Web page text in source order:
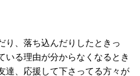
り、落ち込んだりしたときっ
いる理由が分からなくなるとき
達、応援して下さってる方々が